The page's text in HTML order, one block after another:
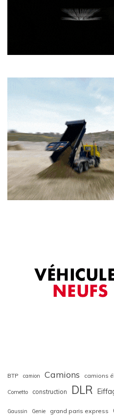
BTP camion Camions camions
Cometto construction DLR
Gaussin Genie grand paris express